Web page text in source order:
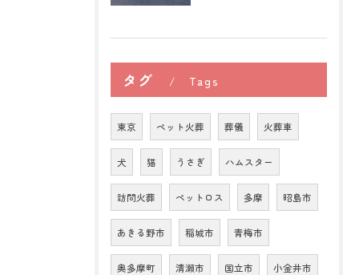
タグ Tags
東京 ペット火葬 葬儀 火葬車
犬 猫 うさぎ ハムスター
訪問火葬 ペットロス 多摩 昭島市
あきる野市 稲城市 青梅市
奥多摩町 清瀬市 国立市 小金井市